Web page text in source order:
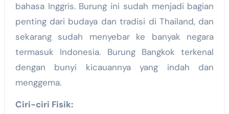
bahasa Inggris. Burung ini sudah menjadi bagian
penting dari budaya dan tradisi di Thailand, dan
sekarang sudah menyebar ke banyak negara
termasuk Indonesia. Burung Bangkok terkenal
dengan bunyi kicauannya yang indah dan
menggema.
Ciri-ciri Fisik: